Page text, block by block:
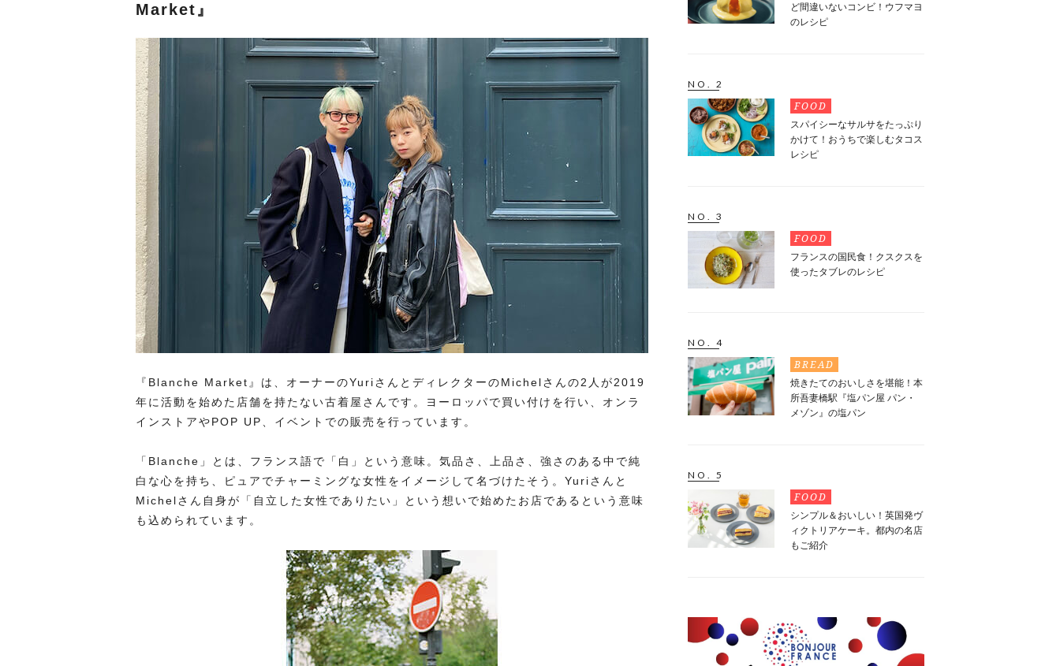
Market』
『Blanche Market』は、オーナーのYuriさんとディレクターのMichelさんの2人が2019
年に活動を始めた店舗を持たない古着屋さんです。ヨーロッパで買い付けを行い、オンラ
インストアやPOP UP、イベントでの販売を行っています。
「Blanche」とは、フランス語で「白」という意味。気品さ、上品さ、強さのある中で純
白な心を持ち、ピュアでチャーミングな女性をイメージして名づけたそう。Yuriさんと
Michelさん自身が「自立した女性でありたい」という想いで始めたお店であるという意味
も込められています。
ど間違いないコンビ！ウフマヨ
のレシピ
NO. 2
FOOD
スパイシーなサルサをたっぷり
かけて！おうちで楽しむタコス
レシピ
NO. 3
FOOD
フランスの国民食！クスクスを
使ったタブレのレシピ
NO. 4
BREAD
焼きたてのおいしさを堪能！本
所吾妻橋駅『塩パン屋 パン・
メゾン』の塩パン
NO. 5
FOOD
シンプル＆おいしい！英国発ヴ
ィクトリアケーキ。都内の名店
もご紹介